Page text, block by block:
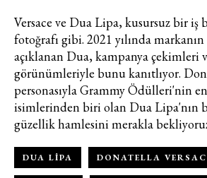
Versace ve Dua Lipa, kusursuz bir
fotoğrafı gibi. 2021 yılında
açıklanan Dua, kampanya çekimleri
görünümleriyle bunu kanıtlıyor.
personasıyla Grammy Ödülleri'nin
isimlerinden biri olan Dua Lipa'nın
güzellik hamlesini merakla
DUA LIPA DONATELLA